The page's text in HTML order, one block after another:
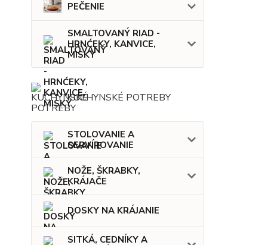
PEČENIE
SMALTOVANÝ RIAD -
HRNĆEKY, KANVICE,
MISKY
KUCHYNSKÉ POTREBY
STOLOVANIE A
SERVÍROVANIE
NOŽE, ŠKRABKY,
KRÁJAČE
DOSKY NA KRÁJANIE
SITKÁ, CEDNÍKY A